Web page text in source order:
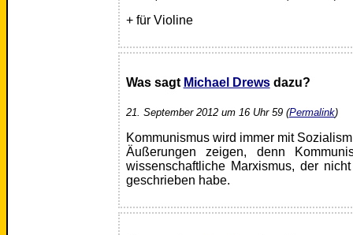
+ für Violine
Was sagt Michael Drewsdazu?
21. September 2012 um 16 Uhr 59 (Permalink)
Kommunismus wird immer mit
Äußerungen zeigen, denn
wissenschaftliche Marxismus, der
geschrieben habe.